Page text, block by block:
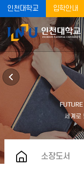
인천대학교 입학안내
소장도서